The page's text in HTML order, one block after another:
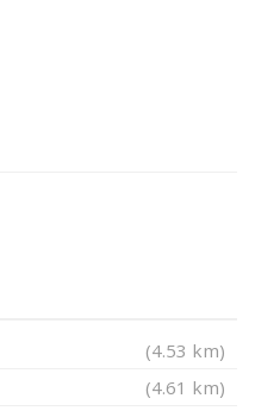
(4.53 km)
(4.61 km)